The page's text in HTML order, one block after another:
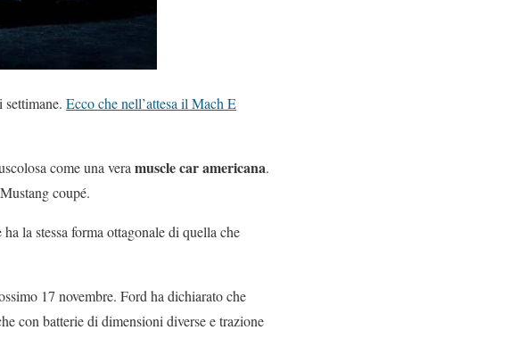
Ecco che nell’attesa il Mach E
come una vera muscle car americana.
coupé.
la stessa forma ottagonale di quella che
17 novembre. Ford ha dichiarato che
con batterie di dimensioni diverse e trazione